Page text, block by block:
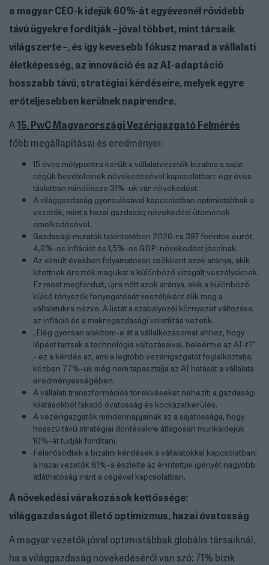
a magyar CEO-k idejük 60%-át egyévesnél rövidebb
távú ügyekre fordítják – jóval többet, mint társaik
világszerte –, és így kevesebb fókusz marad a vállalati
életképesség, az innováció és az AI-adaptáció
hosszabb távú, stratégiai kérdéseire, melyek egyre
erőteljesebben kerülnek napirendre.
A15. PwC Magyarországi Vezérigazgató Felmérés
főbb megállapításai és eredményei:
15 éves mélypontra került a vállalatvezetők bizalma a saját
cégük bevételeinek növekedésével kapcsolatban: egy éves
távlatban mindössze 31%-uk vár növekedést.
A világgazdaság gyorsulásával kapcsolatban optimistábbak a
vezetők, mint a hazai gazdaság növekedési ütemének
emelkedésével.
Gazdasági mutatók tekintetében 2026-ra 397 forintos eurót,
4,6%-os inflációt és 1,5%-os GDP-növekedést jósolnak.
Az elmúlt években folyamatosan csökkent azok aránya, akik
kitettnek érezték magukat a különböző vizsgált veszélyeknek.
Ez most megfordult, újra nőtt azok aránya, akik a különböző
külső tényezők fenyegetését veszélyként élik meg a
vállalatukra nézve. A listát a szabályozói környezet változása,
az infláció és a makrogazdasági volatilitás vezetik.
„Elég gyorsan alakítom-e át a vállalkozásomat ahhoz, hogy
lépést tartsak a technológia változásaival, beleértve az AI-t?”
- ez a kérdés az, ami a legtöbb vezérigazgatót foglalkoztatja;
közben 77%-uk még nem tapasztalja az AI hatását a vállalata
eredményességében.
A vállalati transzformációs törekvéseket nehezíti a gazdasági
kilátásokból fakadó óvatosság és kockázatkerülés.
A vezérigazgatók mindennapjainak az a sajátossága, hogy
hosszú távú stratégiai döntésekre átlagosan munkaidejük
10%-át tudják fordítani.
Felerősödtek a bizalmi kérdések a vállalatokkal kapcsolatban:
a hazai vezetők 81%-a észlelte az érintettjei igényét nagyobb
átláthatóság iránt a cégével kapcsolatban.
A növekedési várakozások kettőssége:
világgazdaságot illető optimizmus, hazai óvatosság
A magyar vezetők jóval optimistábbak globális társaiknál,
ha a világgazdaság növekedéséről van szó: 71% bízik